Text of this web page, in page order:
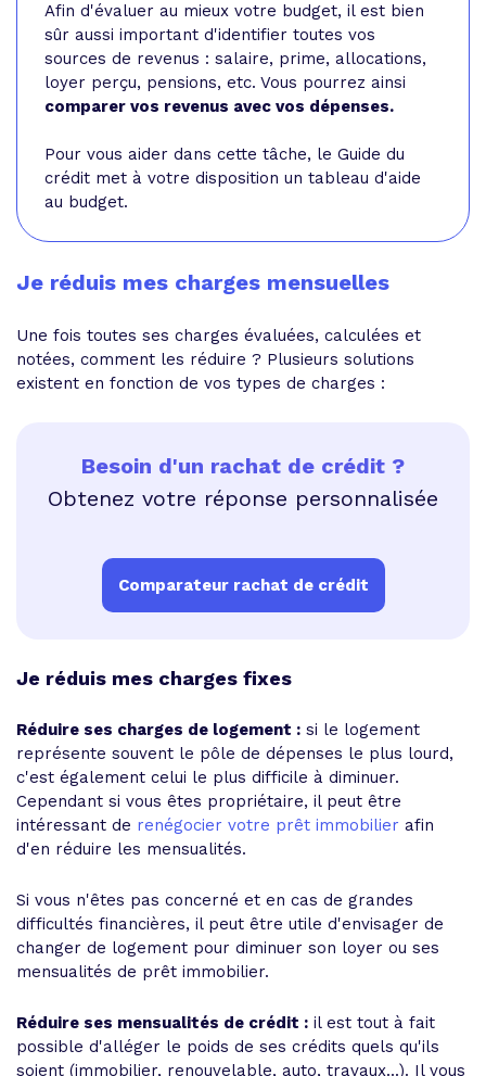
Afin d'évaluer au mieux votre budget, il est bien
sûr aussi important d'identifier toutes vos
sources de revenus : salaire, prime, allocations,
loyer perçu, pensions, etc. Vous pourrez ainsi
comparer vos revenus avec vos dépenses.
Pour vous aider dans cette tâche, le Guide du
crédit met à votre disposition un tableau d'aide
au budget.
Je réduis mes charges mensuelles
Une fois toutes ses charges évaluées, calculées et
notées, comment les réduire ? Plusieurs solutions
existent en fonction de vos types de charges :
Besoin d'un rachat de crédit ?
Obtenez votre réponse personnalisée
Comparateur rachat de crédit
Je réduis mes charges fixes
Réduire ses charges de logement : si le logement
représente souvent le pôle de dépenses le plus lourd,
c'est également celui le plus difficile à diminuer.
Cependant si vous êtes propriétaire, il peut être
intéressant de renégocier votre prêt immobilier afin
d'en réduire les mensualités.
Si vous n'êtes pas concerné et en cas de grandes
difficultés financières, il peut être utile d'envisager de
changer de logement pour diminuer son loyer ou ses
mensualités de prêt immobilier.
Réduire ses mensualités de crédit : il est tout à fait
possible d'alléger le poids de ses crédits quels qu'ils
soient (immobilier, renouvelable, auto, travaux...). Il vous